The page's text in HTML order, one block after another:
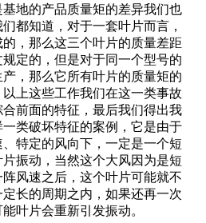
地的产品质量矩的差异我们也
都知道，对于一套叶片而言，
，那么这三个叶片的质量差距
定的，但是对于同一个型号的
，那么它所有叶片的质量矩的
上这些工作我们在这一类事故
前面的特征，最后我们得出我
类破坏特征的案例，它是由于
特定的风向下，一定是一个短
振动，当然这个大风因为是短
风速之后，这个叶片可能就不
长的周期之内，如果还再一次
叶片会重新引发振动。